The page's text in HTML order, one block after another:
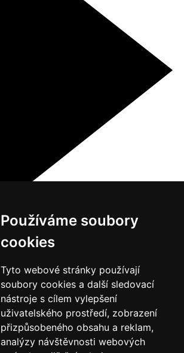
Používáme soubory
cookies
Tyto webové stránky používají
soubory cookies a další sledovací
nástroje s cílem vylepšení
uživatelského prostředí, zobrazení
přizpůsobeného obsahu a reklam,
analýzy návštěvnosti webových